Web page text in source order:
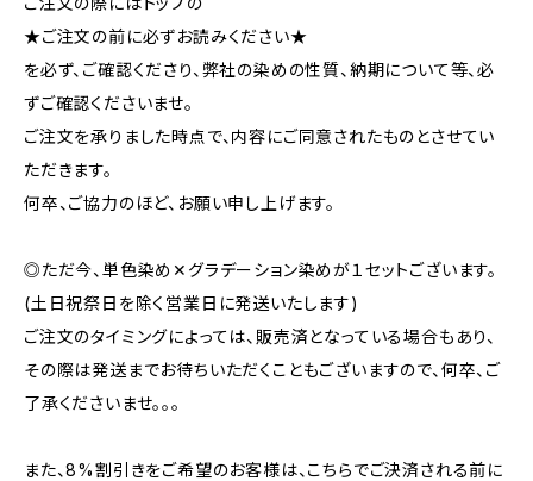
★ご注文の前に必ずお読みください★
を必ず、ご確認くださり、弊社の染めの性質、納期について等、必
ずご確認くださいませ。
ご注文を承りました時点で、内容にご同意されたものとさせてい
ただきます。
何卒、ご協力のほど、お願い申し上げます。
◎ただ今、単色染め✕グラデーション染めが１セットございます。
(土日祝祭日を除く営業日に発送いたします)
ご注文のタイミングによっては、販売済となっている場合もあり、
その際は発送までお待ちいただくこともございますので、何卒、ご
了承くださいませ。。。
また、8%割引きをご希望のお客様は、こちらでご決済される前に